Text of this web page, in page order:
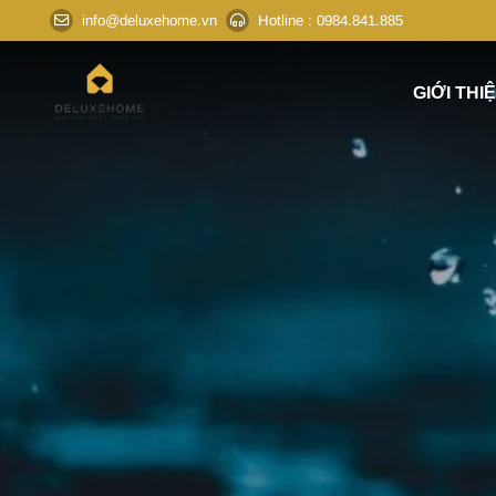
info@deluxehome.vn Hotline : 0984.841.885
GIỚI